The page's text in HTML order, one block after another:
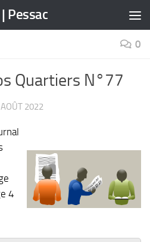
Pessac
0
Quartiers N°77
2022
4